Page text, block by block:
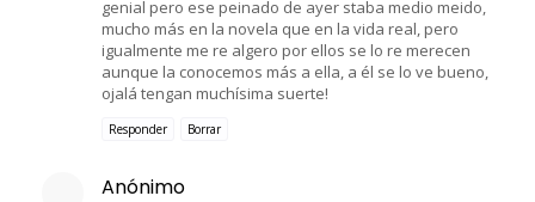
genial pero ese peinado de ayer staba medio meido,
mucho más en la novela que en la vida real, pero
igualmente me re algero por ellos se lo re merecen
aunque la conocemos más a ella, a él se lo ve bueno,
ojalá tengan muchísima suerte!
Responder Borrar
Anónimo